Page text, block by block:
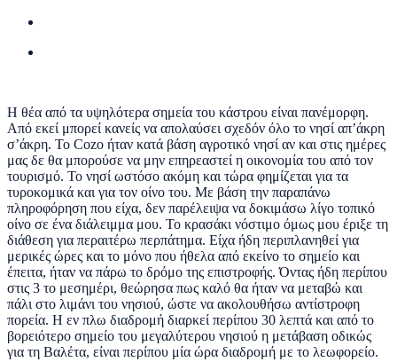
Η θέα από τα υψηλότερα σημεία του κάστρου είναι πανέμορφη.
Από εκεί μπορεί κανείς να απολαύσει σχεδόν όλο το νησί απ’άκρη
σ’άκρη. Το Cozo ήταν κατά βάση αγροτικό νησί αν και στις ημέρες
μας δε θα μπορούσε να μην επηρεαστεί η οικονομία του από τον
τουρισμό. Το νησί ωστόσο ακόμη και τώρα φημίζεται για τα
τυροκομικά και για τον οίνο του. Με βάση την παραπάνω
πληροφόρηση που είχα, δεν παρέλειψα να δοκιμάσω λίγο τοπικό
οίνο σε ένα διάλειμμα μου. Το κρασάκι νόστιμο όμως μου έριξε τη
διάθεση για περαιτέρω περπάτημα. Είχα ήδη περιπλανηθεί για
μερικές ώρες και το μόνο που ήθελα από εκείνο το σημείο και
έπειτα, ήταν να πάρω το δρόμο της επιστροφής. Όντας ήδη περίπου
στις 3 το μεσημέρι, θεώρησα πως καλό θα ήταν να μεταβώ και
πάλι στο λιμάνι του νησιού, ώστε να ακολουθήσω αντίστροφη
πορεία. Η εν πλω διαδρομή διαρκεί περίπου 30 λεπτά και από το
βορειότερο σημείο του μεγαλύτερου νησιού η μετάβαση οδικώς
για τη Βαλέτα, είναι περίπου μία ώρα διαδρομή με το λεωφορείο.